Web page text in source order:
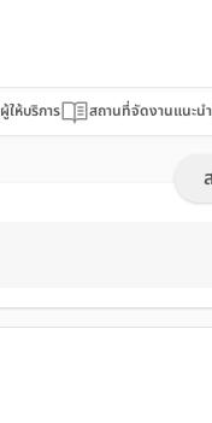
ผู้ให้บริการ สถานที่จัดงานแนะนำ